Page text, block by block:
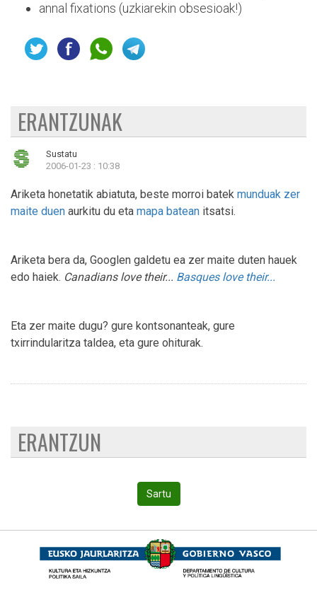
annal fixations (uzkiarekin obsesioak!)
ERANTZUNAK
Sustatu
2006-01-23 : 10:38
Ariketa honetatik abiatuta, beste morroi batek munduak zer
maite duen aurkitu du eta mapa batean itsatsi.
Ariketa bera da, Googlen galdetu ea zer maite duten hauek
edo haiek. Canadians love their... Basques love their...
Eta zer maite dugu? gure kontsonanteak, gure
txirrindularitza taldea, eta gure ohiturak.
ERANTZUN
Sartu